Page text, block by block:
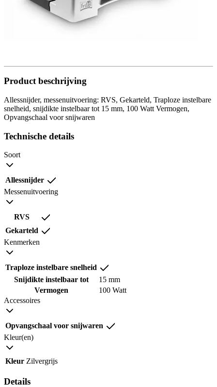
Product beschrijving
Allessnijder, messenuitvoering: RVS, Gekarteld, Traploze instelbare
snelheid, snijdikte instelbaar tot 15 mm, 100 Watt Vermogen,
Opvangschaal voor snijwaren
Technische details
Soort
Allessnijder
Messenuitvoering
RVS
Gekarteld
Kenmerken
Traploze instelbare snelheid
Snijdikte instelbaar tot
15 mm
Vermogen
100 Watt
Accessoires
Opvangschaal voor snijwaren
Kleur(en)
Kleur Zilvergrijs
Details